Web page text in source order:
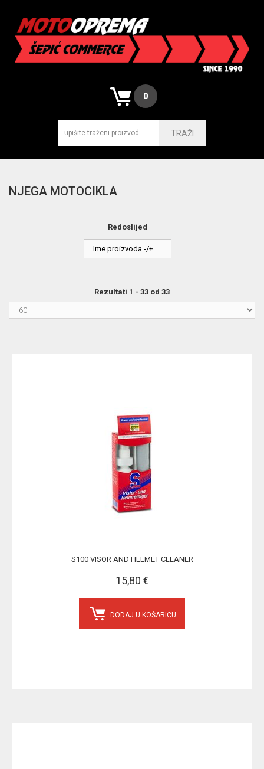
0
TRAŽI
NJEGA MOTOCIKLA
Redoslijed
Ime proizvoda -/+
Rezultati 1 - 33 od 33
S100 VISOR AND HELMET CLEANER
15,80 €
DODAJ U KOŠARICU